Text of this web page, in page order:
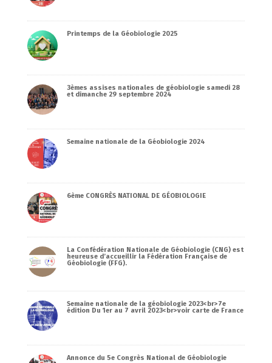
Printemps de la Géobiologie 2025
3èmes assises nationales de géobiologie samedi 28
et dimanche 29 septembre 2024
Semaine nationale de la Géobiologie 2024
6ème CONGRÈS NATIONAL DE GÉOBIOLOGIE
La Confédération Nationale de Géobiologie (CNG) est
heureuse d’accueillir la Fédération Française de
Géobiologie (FFG).
Semaine nationale de la géobiologie 2023<br>7e
édition Du 1er au 7 avril 2023<br>voir carte de France
Annonce du 5e Congrès National de Géobiologie